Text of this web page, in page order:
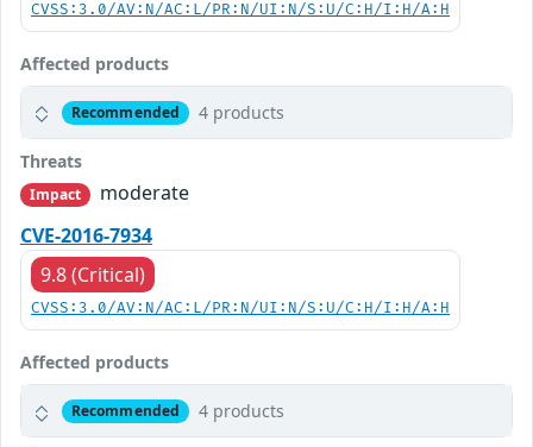
CVSS:3.0/AV:N/AC:L/PR:N/UI:N/S:U/C:H/I:H/A:H
Affected products
Recommended 4 products
Threats
Impact
moderate
CVE-2016-7934
9.8 (Critical)
CVSS:3.0/AV:N/AC:L/PR:N/UI:N/S:U/C:H/I:H/A:H
Affected products
Recommended 4 products